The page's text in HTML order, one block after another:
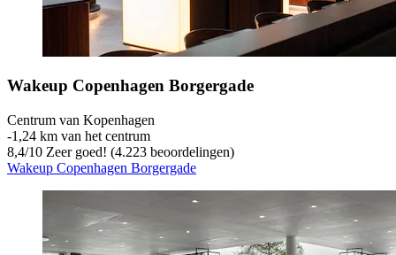
Wakeup Copenhagen Borgergade
Centrum van Kopenhagen
‐1,24 km van het centrum
8,4/10 Zeer goed! (4.223 beoordelingen)
Wakeup Copenhagen Borgergade